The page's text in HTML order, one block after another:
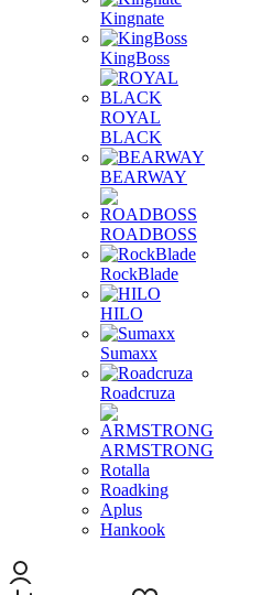
Kingnate
KingBoss
ROYAL
BLACK
BEARWAY
ROADBOSS
RockBlade
HILO
Sumaxx
Roadcruza
ARMSTRONG
Rotalla
Roadking
Aplus
Hankook